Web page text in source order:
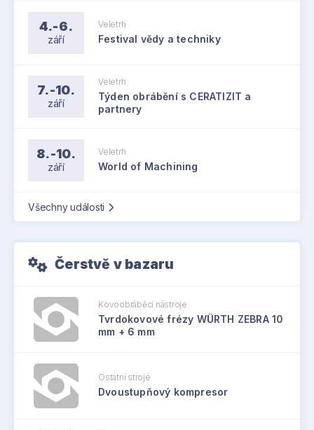
4.-6.
září
Veletrh
Festival vědy a techniky
7.-10.
září
Veletrh
Týden obrábění s CERATIZIT a
partnery
8.-10.
září
Veletrh
World of Machining
Všechny události
Čerstvě v bazaru
Kovoobráběcí nástroje
Tvrdokovové frézy WÜRTH ZEBRA 10
mm + 6 mm
Ostatní stroje
Dvoustupňový kompresor